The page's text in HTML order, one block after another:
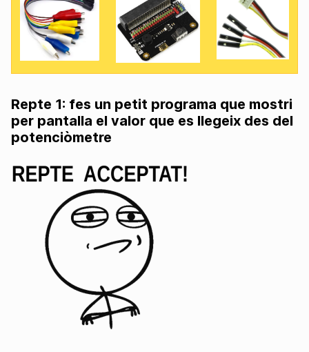
Repte 1: fes un petit programa que mostri
per pantalla el valor que es llegeix des del
potenciòmetre